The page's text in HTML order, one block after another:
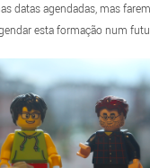
datas agendadas, mas
esta formação num